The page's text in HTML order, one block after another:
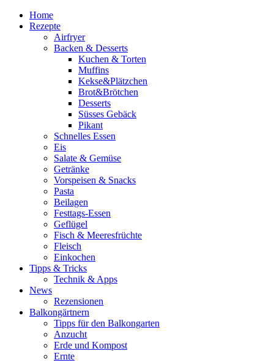
Home
Rezepte
Airfryer
Backen & Desserts
Kuchen & Torten
Muffins
Kekse&Plätzchen
Brot&Brötchen
Desserts
Süsses Gebäck
Pikant
Schnelles Essen
Eis
Salate & Gemüse
Getränke
Vorspeisen & Snacks
Pasta
Beilagen
Festtags-Essen
Geflügel
Fisch & Meeresfrüchte
Fleisch
Einkochen
Tipps & Tricks
Technik & Apps
News
Rezensionen
Balkongärtnern
Tipps für den Balkongarten
Anzucht
Erde und Kompost
Ernte